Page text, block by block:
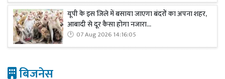
यूपी के इस जिले में बसाया जाएगा बंदरों का अपना शहर,
आबादी से दूर कैसा होगा नजारा...
07 Aug 2026 14:16:05
बिजनेस